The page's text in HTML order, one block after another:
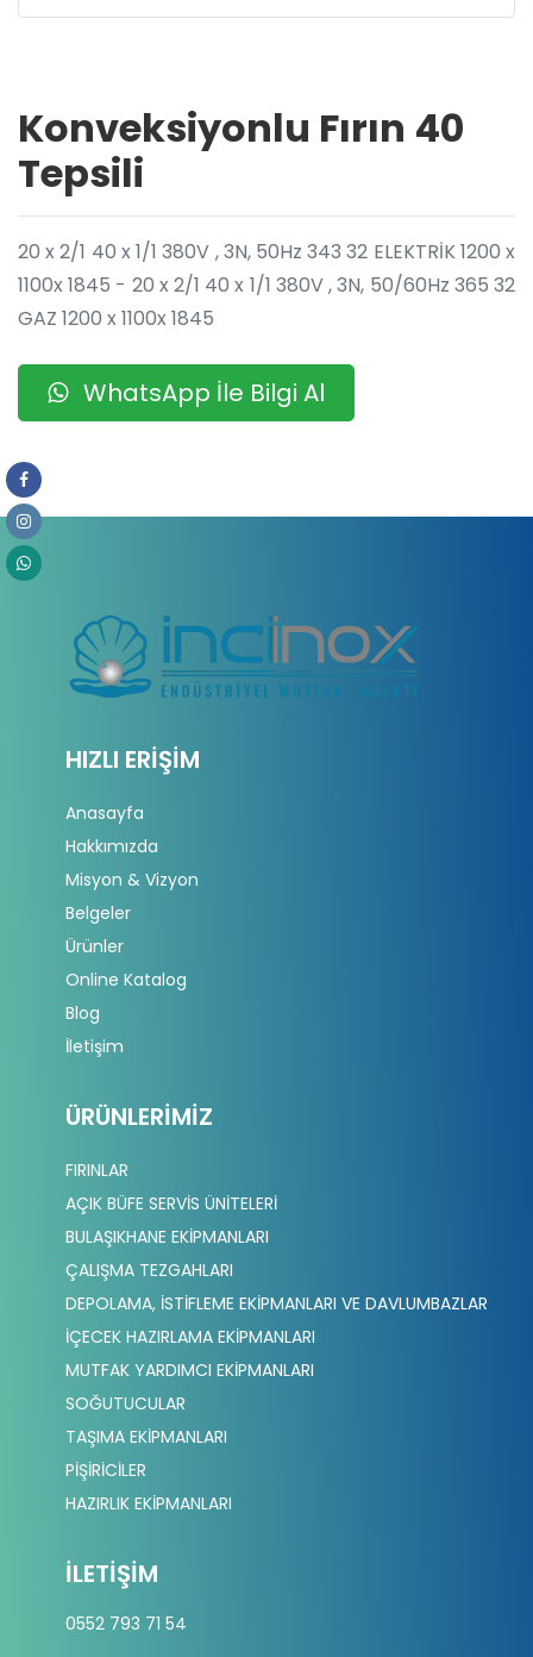
Konveksiyonlu Fırın 40
Tepsili
20 x 2/1 40 x 1/1 380V , 3N, 50Hz 343 32 ELEKTRİK 1200 x
1100x 1845 - 20 x 2/1 40 x 1/1 380V , 3N, 50/60Hz 365 32
GAZ 1200 x 1100x 1845
WhatsApp İle Bilgi Al
HIZLI ERIŞIM
Anasayfa
Hakkımızda
Misyon & Vizyon
Belgeler
Ürünler
Online Katalog
Blog
İletişim
ÜRÜNLERIMIZ
FIRINLAR
AÇIK BÜFE SERVİS ÜNİTELERİ
BULAŞIKHANE EKİPMANLARI
ÇALIŞMA TEZGAHLARI
DEPOLAMA, İSTİFLEME EKİPMANLARI VE DAVLUMBAZLAR
İÇECEK HAZIRLAMA EKİPMANLARI
MUTFAK YARDIMCI EKİPMANLARI
SOĞUTUCULAR
TAŞIMA EKİPMANLARI
PİŞİRİCİLER
HAZIRLIK EKİPMANLARI
İLETIŞIM
0552 793 71 54